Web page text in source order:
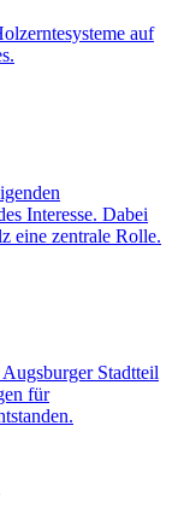
auf
Interesse. Dabei
eine zentrale Rolle.
Stadtteil
für